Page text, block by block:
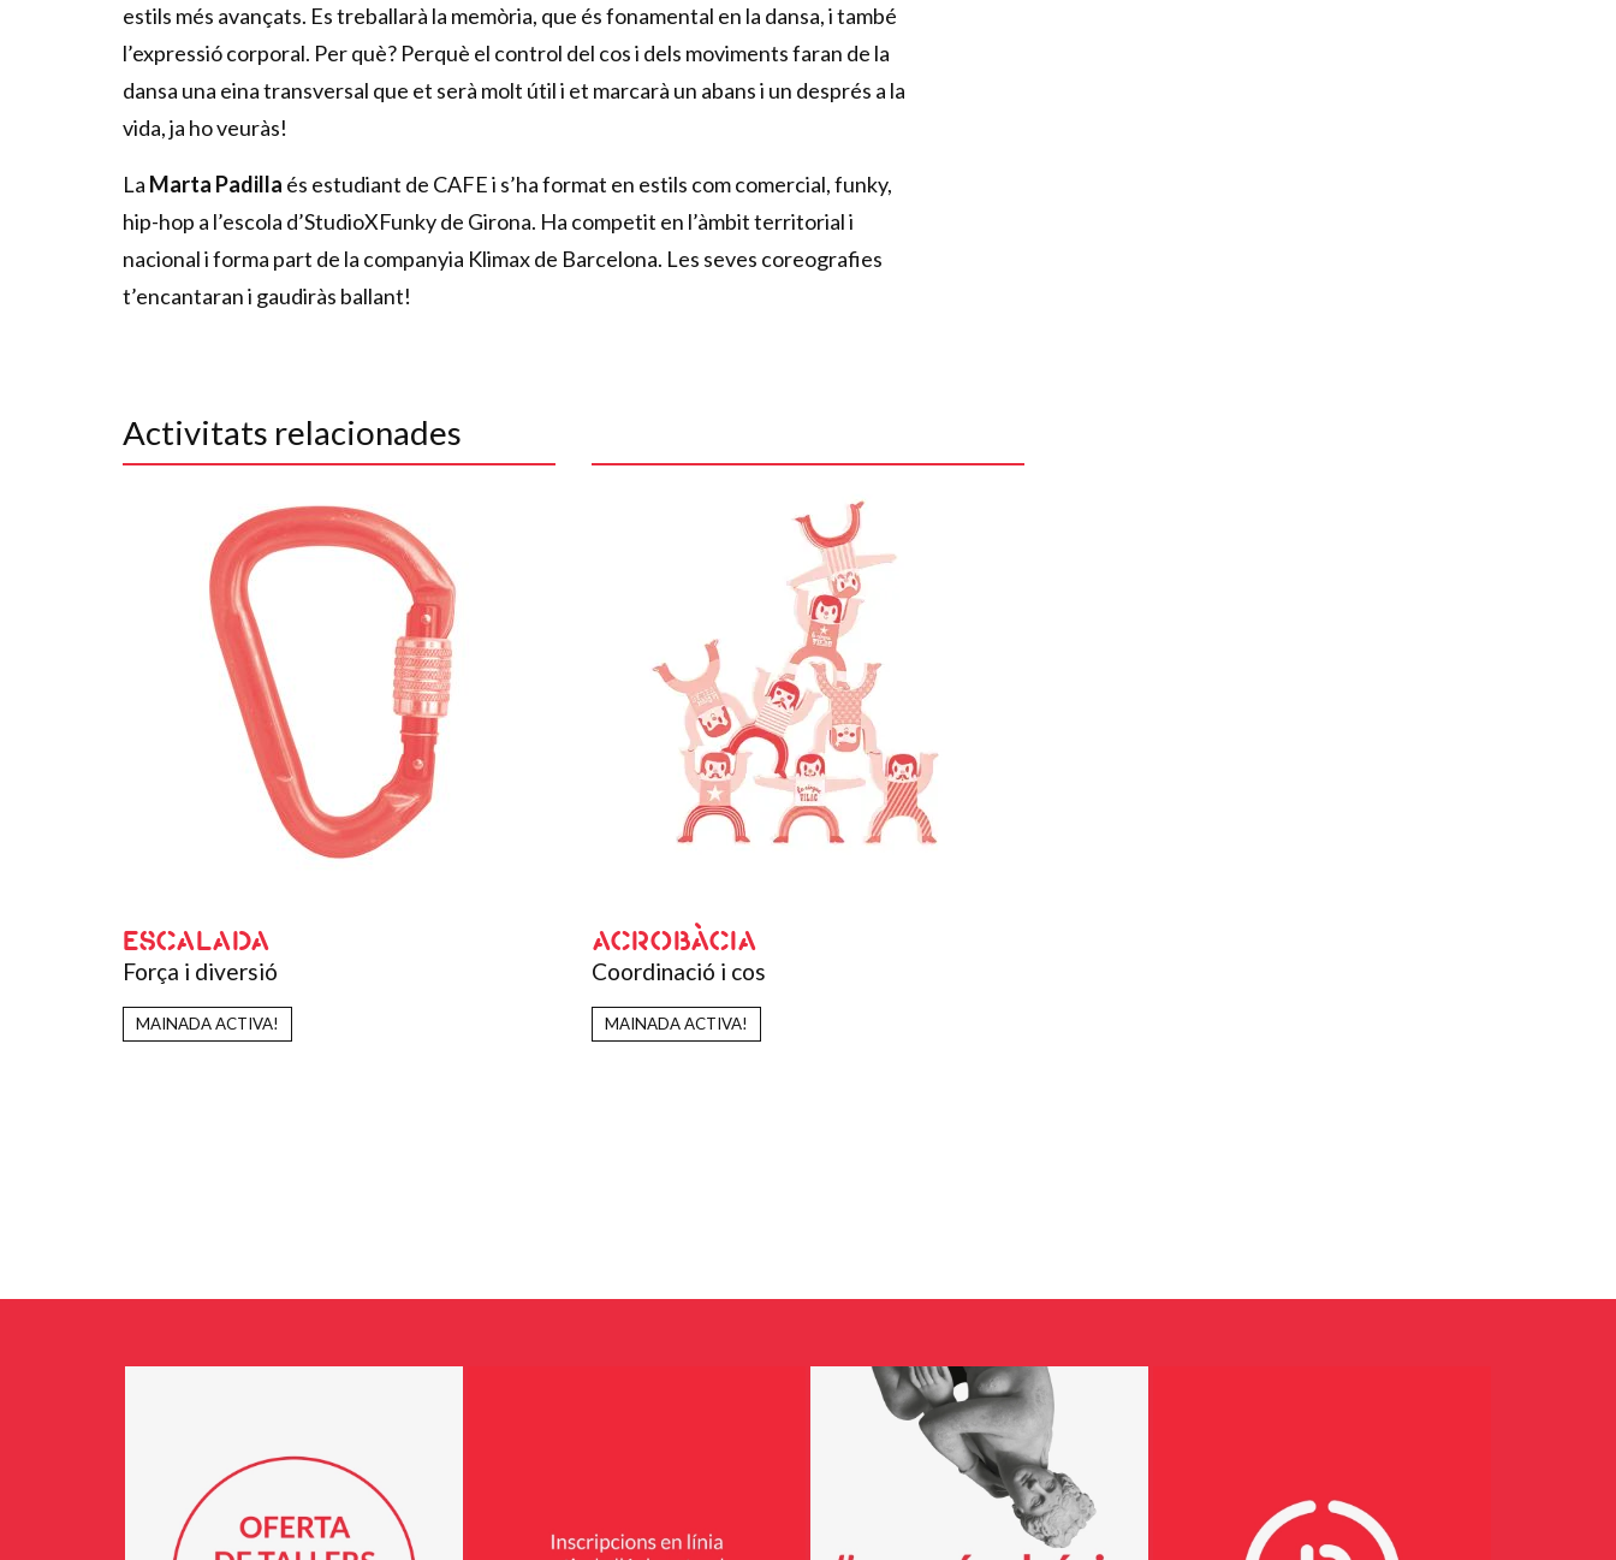
estils més avançats. Es treballarà la memòria, que és fonamental en la dansa, i també
l’expressió corporal. Per què? Perquè el control del cos i dels moviments faran de la
dansa una eina transversal que et serà molt útil i et marcarà un abans i un després a la
vida, ja ho veuràs!
La Marta Padilla és estudiant de CAFE i s’ha format en estils com comercial, funky,
hip-hop a l’escola d’StudioXFunky de Girona. Ha competit en l’àmbit territorial i
nacional i forma part de la companyia Klimax de Barcelona. Les seves coreografies
t’encantaran i gaudiràs ballant!
Activitats relacionades
ESCALADA
Força i diversió
MAINADA ACTIVA!
ACROBÀCIA
Coordinació i cos
MAINADA ACTIVA!